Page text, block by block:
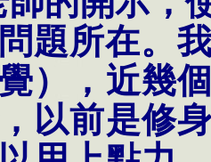
題所在。
），近幾
以前是修